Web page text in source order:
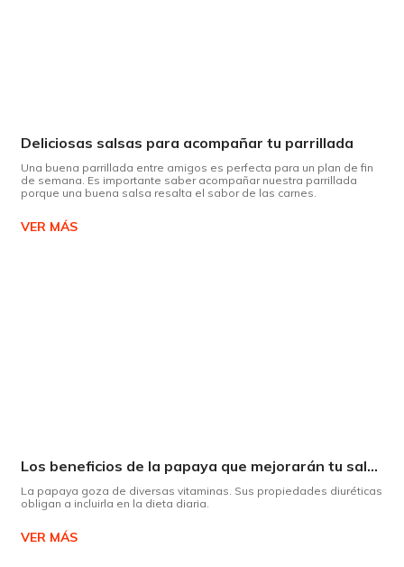
Deliciosas salsas para acompañar tu parrillada
Una buena parrillada entre amigos es perfecta para un plan de fin
de semana. Es importante saber acompañar nuestra parrillada
porque una buena salsa resalta el sabor de las carnes.
VER MÁS
Los beneficios de la papaya que mejorarán tu salud
La papaya goza de diversas vitaminas. Sus propiedades diuréticas
obligan a incluirla en la dieta diaria.
VER MÁS